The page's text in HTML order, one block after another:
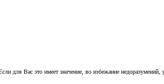
Вас это имеет значение, во избежание недоразумений,